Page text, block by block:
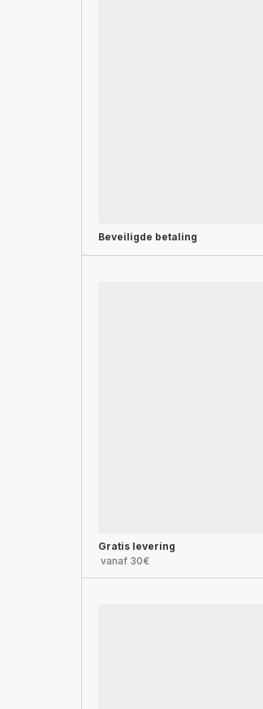
Beveiligde betaling
Gratis levering
vanaf 30€